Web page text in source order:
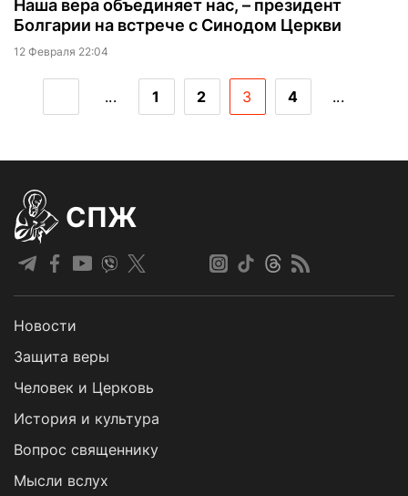
Наша вера объединяет нас, – президент
Болгарии на встрече с Синодом Церкви
12 Февраля 22:04
... 1 2 3 4 ...
СПЖ
Новости
Защита веры
Человек и Церковь
История и культура
Вопрос священнику
Мысли вслух